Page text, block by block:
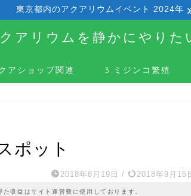
東京都内のアクアリウムイベント 2024年
アリウムを静かにやりた
アショップ関連 3.ミジンコ繁殖
ポット
2018年8月19日 / 2018年9月15
収益はサイト運営費に使用しております。